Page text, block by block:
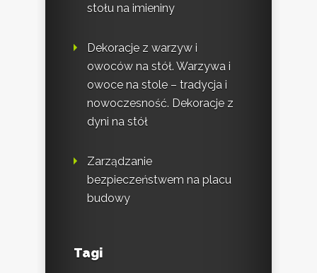
stołu na imieniny
Dekoracje z warzyw i
owoców na stół. Warzywa i
owoce na stole – tradycja i
nowoczesność. Dekoracje z
dyni na stół
Zarządzanie
bezpieczeństwem na placu
budowy
Tagi